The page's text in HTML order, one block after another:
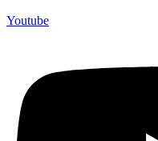
Youtube